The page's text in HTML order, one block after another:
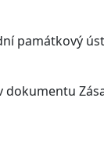
památkový